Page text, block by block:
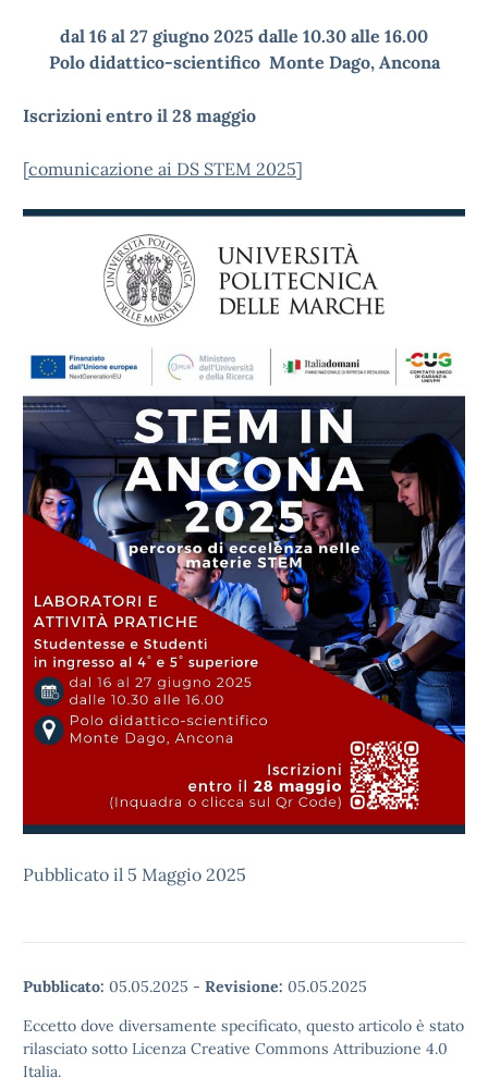
dal 16 al 27 giugno 2025 dalle 10.30 alle 16.00
Polo didattico-scientifico Monte Dago, Ancona
Iscrizioni entro il 28 maggio
[comunicazione ai DS STEM 2025]
Pubblicato il 5 Maggio 2025
Pubblicato: 05.05.2025 - Revisione: 05.05.2025
Eccetto dove diversamente specificato, questo articolo è stato
rilasciato sotto Licenza Creative Commons Attribuzione 4.0
Italia.